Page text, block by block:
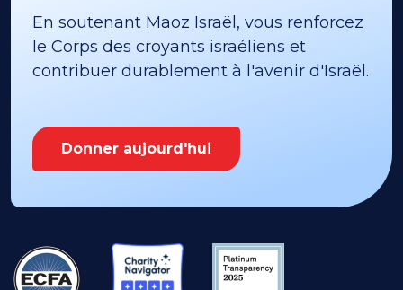
En soutenant Maoz Israël, vous renforcez
le Corps des croyants israéliens et
contribuer durablement à l'avenir d'Israël.
Donner aujourd'hui